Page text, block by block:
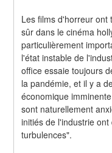
Les films d'horreur ont
sûr dans le cinéma
particulièrement
l'état instable de
office essaie toujours
la pandémie, et il y a
économique
sont naturellement
initiés de l'industrie
turbulences".